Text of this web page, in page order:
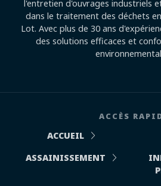
l'entretien d'ouvrages industriels
dans le traitement des déchets
Lot. Avec plus de 30 ans
des solutions efficaces et
ACCÈS
ACCUEIL
ASSAINISSEMENT